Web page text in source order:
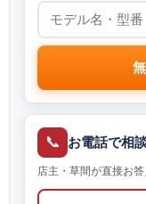
📞 お電話で相
店主・草間が直接お答